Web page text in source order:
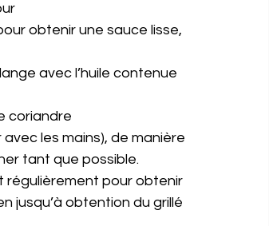
obtenir une sauce lisse,
avec l’huile contenue
coriandre
les mains), de manière
tant que possible.
régulièrement pour obtenir
jusqu’à obtention du grillé